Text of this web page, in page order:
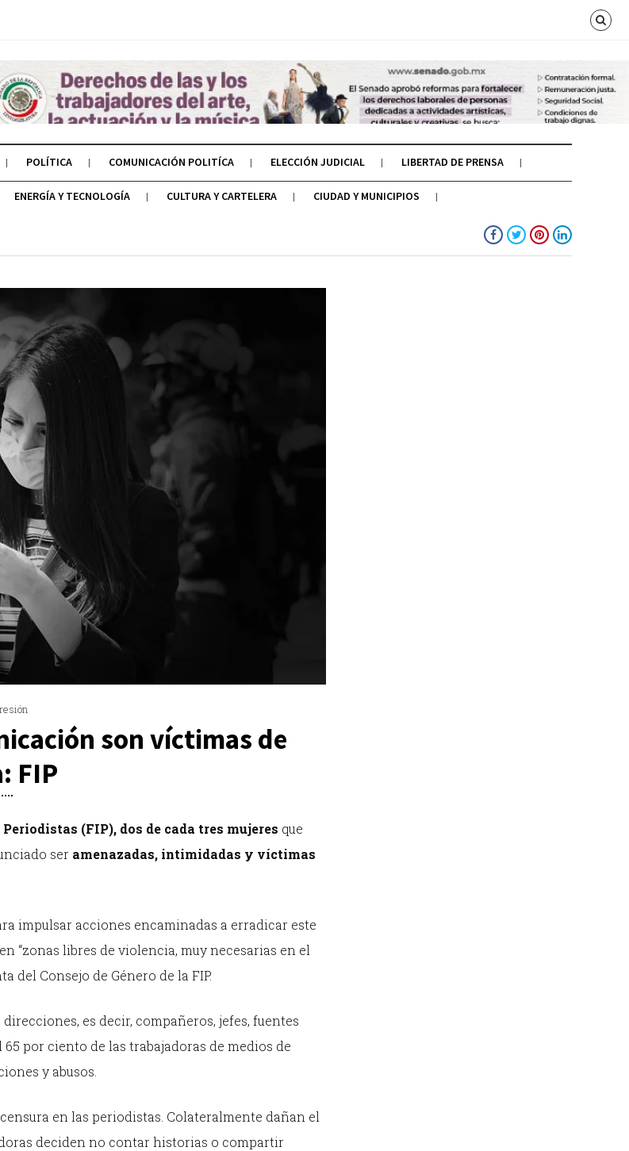
POLÍTICA COMUNICACIÓN POLITÍCA ELECCIÓN JUDICIAL LIBERTAD DE PRENSA
ENERGÍA Y TECNOLOGÍA CULTURA Y CARTELERA CIUDAD Y MUNICIPIOS
son víctimas de
FIP
(FIP), dos de cada tres mujeres que
ser amenazadas, intimidadas y víctimas
impulsar acciones encaminadas a erradicar este
“zonas libres de violencia, muy necesarias en el
del Consejo de Género de la FIP.
es decir, compañeros, jefes, fuentes
por ciento de las trabajadoras de medios de
y abusos.
en las periodistas. Colateralmente dañan el
deciden no contar historias o compartir